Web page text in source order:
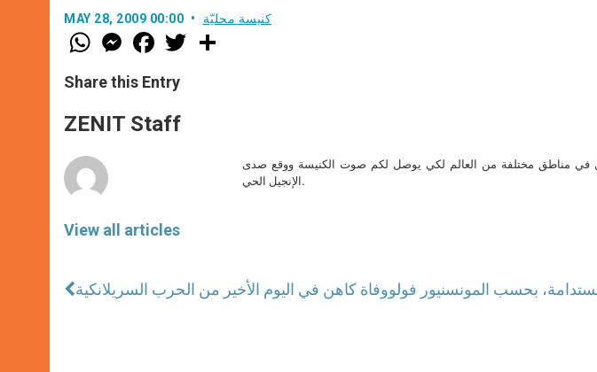
MAY 28, 2009 00:00 كنيسة محليّة
W
h
t
s
p
p
M
e
s
e
g
e
F
a
e
b
o
k
w
Share this Entry
ZENIT Staff
View all articles
في مناطق مختلفة من العالم لكي يوصل لكم صوت الكنيسة ووقع صدى
الإنجيل الحي.
وفاة كاهن في اليوم الأخير من الحرب السريلانكيةبحسب المونسنيور فولو